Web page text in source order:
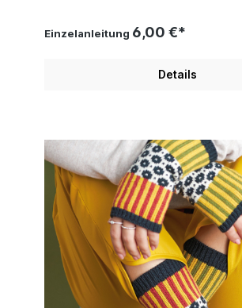
Einzelanleitung 6,00 €*
Details